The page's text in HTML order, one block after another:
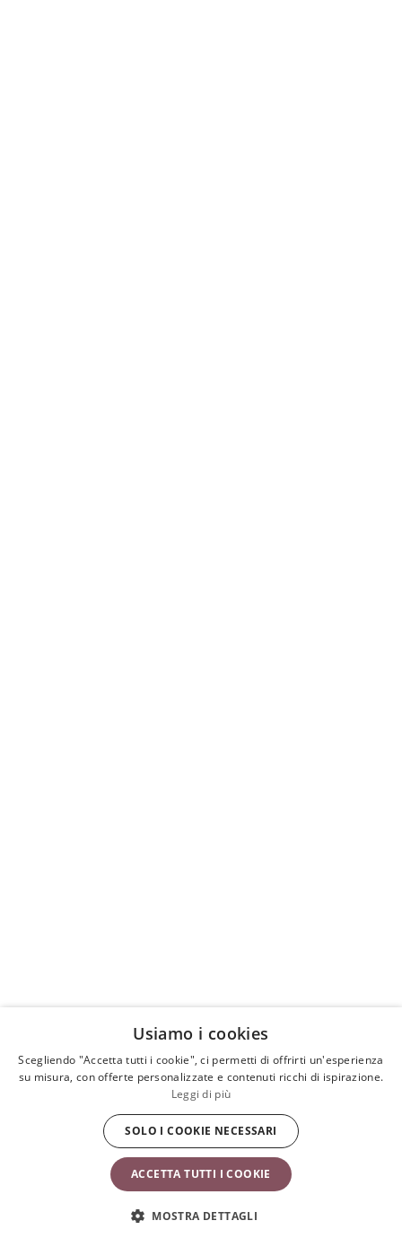
Usiamo i cookies
Scegliendo "Accetta tutti i cookie", ci permetti di offrirti un'esperienza
su misura, con offerte personalizzate e contenuti ricchi di ispirazione.
Leggi di più
ACCETTA TUTTI I COOKIE
SOLO I COOKIE NECESSARI
MOSTRA DETTAGLI